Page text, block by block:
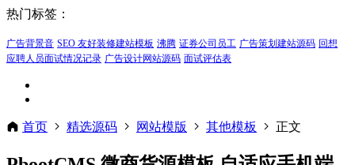
热门标签：
广告背景音 SEO 友好装修建站模板 沸腾 证券公司员工 广告策划建站源码 回想
应聘人员面试情况记录 广告设计网站源码 面试评估表
首页 精选源码 网站模版 其他模板 正文